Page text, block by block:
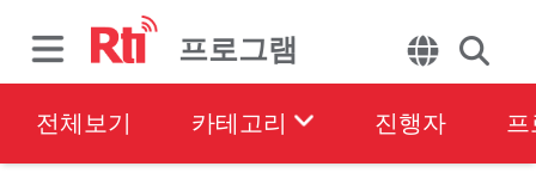
프로그램
전체보기 카테고리 진행자